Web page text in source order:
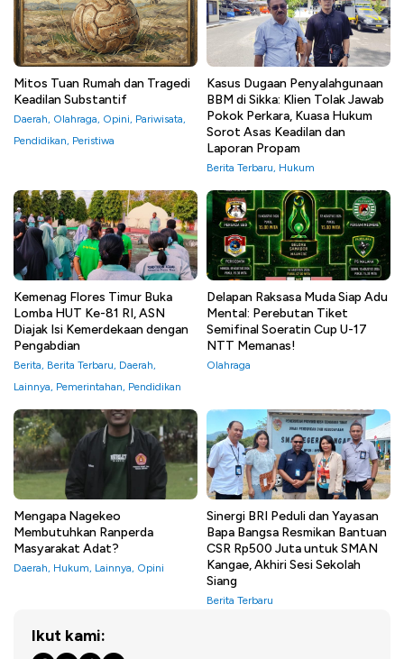
Mitos Tuan Rumah dan Tragedi
Keadilan Substantif
Daerah, Olahraga, Opini, Pariwisata,
Pendidikan, Peristiwa
Kasus Dugaan Penyalahgunaan
BBM di Sikka: Klien Tolak Jawab
Pokok Perkara, Kuasa Hukum
Sorot Asas Keadilan dan
Laporan Propam
Berita Terbaru, Hukum
Kemenag Flores Timur Buka
Lomba HUT Ke-81 RI, ASN
Diajak Isi Kemerdekaan dengan
Pengabdian
Berita, Berita Terbaru, Daerah,
Lainnya, Pemerintahan, Pendidikan
Delapan Raksasa Muda Siap Adu
Mental: Perebutan Tiket
Semifinal Soeratin Cup U-17
NTT Memanas!
Olahraga
Mengapa Nagekeo
Membutuhkan Ranperda
Masyarakat Adat?
Daerah, Hukum, Lainnya, Opini
Sinergi BRI Peduli dan Yayasan
Bapa Bangsa Resmikan Bantuan
CSR Rp500 Juta untuk SMAN
Kangae, Akhiri Sesi Sekolah
Siang
Berita Terbaru
Ikut kami: